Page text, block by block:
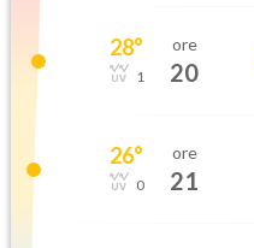
28°
1
ore
20
26°
0
ore
21